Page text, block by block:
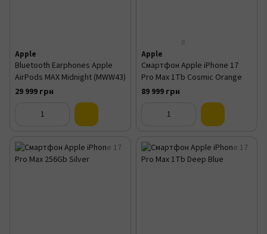
Apple
Bluetooth Earphones Apple
AirPods MAX Midnight (MWW43)
29 999 грн
8
Apple
Смартфон Apple iPhone 17
Pro Max 1Tb Cosmic Orange
89 999 грн